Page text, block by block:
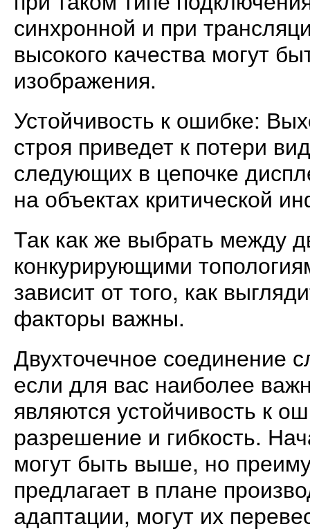
синхронной и при
высокого качества могут
изображения.
Устойчивость к ошибке:
строя приведет к потери
следующих в цепочке
на объектах критической
Так как же выбрать между
конкурирующими
зависит от того, как
факторы важны.
Двухточечное соединение
если для вас наиболее
являются устойчивость к
разрешение и гибкость.
могут быть выше, но
предлагает в плане
адаптации, могут их